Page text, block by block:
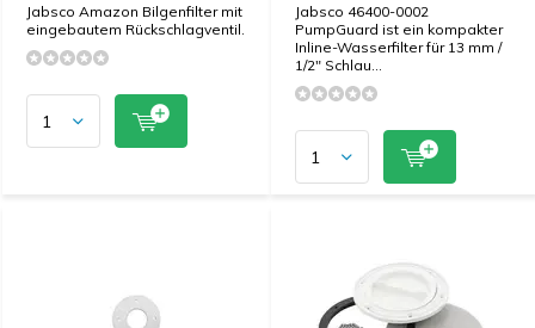
Jabsco Amazon Bilgenfilter mit
eingebautem Rückschlagventil.
Jabsco 46400-0002
PumpGuard ist ein kompakter
Inline-Wasserfilter für 13 mm /
1/2" Schlau...